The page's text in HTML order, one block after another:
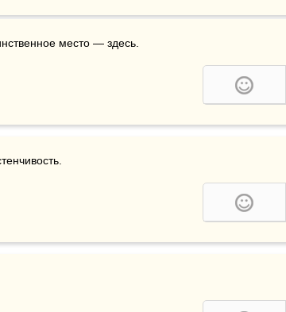
место — здесь.